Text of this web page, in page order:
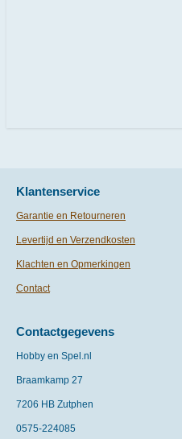
Klantenservice
Garantie en Retourneren
Levertijd en Verzendkosten
Klachten en Opmerkingen
Contact
Contactgegevens
Hobby en Spel.nl
Braamkamp 27
7206 HB Zutphen
0575-224085